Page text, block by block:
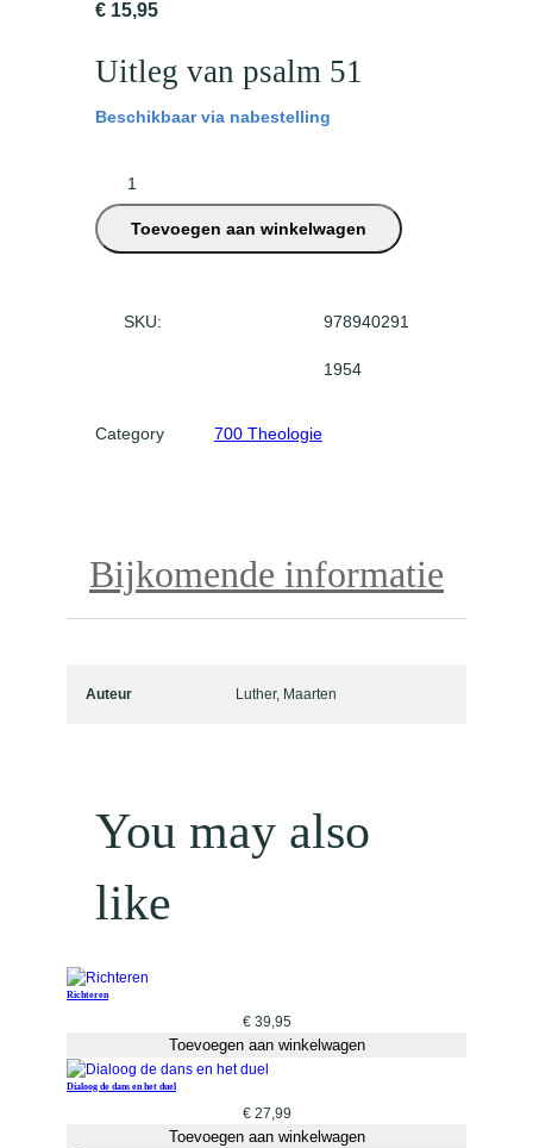
€ 15,95
Uitleg van psalm 51
Beschikbaar via nabestelling
t
p
5
n
Toevoegen aan winkelwagen
SKU: 978940291
1954
Category 700 Theologie
Bijkomende informatie
Auteur Luther, Maarten
You may also
like
Richteren
€39,95
Toevoegen aan winkelwagen
Dialoog de dans en het duel
€27,99
Toevoegen aan winkelwagen